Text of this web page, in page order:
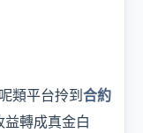
類平台拎到 合約
益轉成真金白